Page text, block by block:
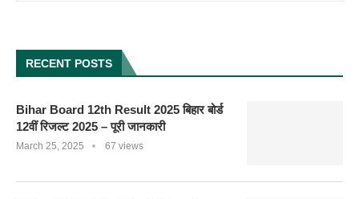
RECENT POSTS
Bihar Board 12th Result 2025 बिहार बोर्ड
12वीं रिजल्ट 2025 – पूरी जानकारी
March 25, 2025 67 views